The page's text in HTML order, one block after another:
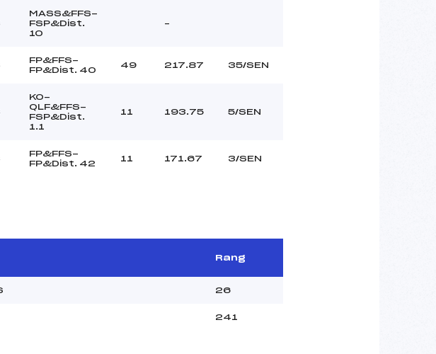
MASS&FFS-
FSP&Dist.
10
–
FP&FFS-
FP&Dist. 40
49 217.87 35/SEN
KO-
QLF&FFS-
FSP&Dist.
1.1
11 193.75 5/SEN
FP&FFS-
FP&Dist. 42
11 171.67 3/SEN
Rang
26
241